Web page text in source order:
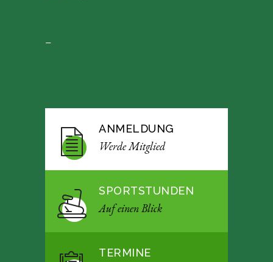
–
ANMELDUNG
Werde Mitglied
SPORTSTUNDEN
Auf einen Blick
TERMINE